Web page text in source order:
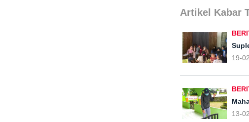
Artikel Kabar
19-
13-